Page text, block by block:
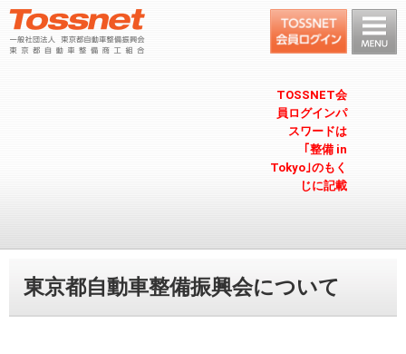
TOSSNET会
員ログインパ
スワードは
｢整備 in
Tokyo｣のもく
じに記載
東京都自動車整備振興会について